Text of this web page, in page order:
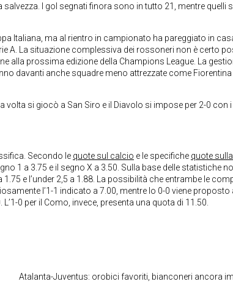
I gol segnati finora sono in tutto 21, mentre quelli
Italiana, ma al rientro in campionato ha pareggiato in
A. La situazione complessiva dei rossoneri non è certo
alla prossima edizione della Champions League. La
davanti anche squadre meno attrezzate come Fiorentina
volta si giocò a San Siro e il Diavolo si impose per 2-0 con
Secondo le quote sul calcio e le specifiche quote
1 a 3.75 e il segno X a 3.50. Sulla base delle statistiche
e l’under 2,5 a 1.88. La possibilità che entrambe le
l’1-1 indicato a 7.00, mentre lo 0-0 viene proposto
0 per il Como, invece, presenta una quota di 11.50.
Atalanta-Juventus: orobici favoriti, bianconeri ancora